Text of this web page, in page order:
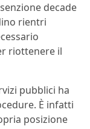
decade
rientri
riottenere il
pubblici ha
È infatti
posizione